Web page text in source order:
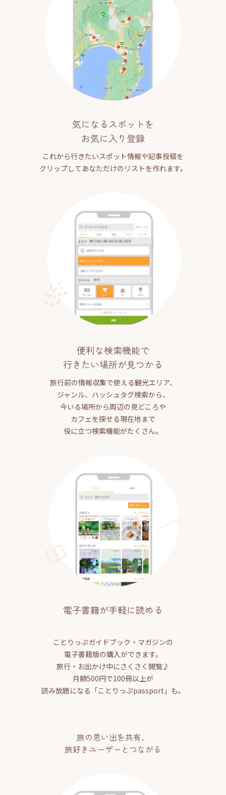
気になるスポットを
お気に入り登録
これから行きたいスポット情報や記事投稿を
クリップしてあなただけのリストを作れます。
便利な検索機能で
行きたい場所が見つかる
旅行前の情報収集で使える観光エリア、
ジャンル、ハッシュタグ検索から、
今いる場所から周辺の見どころや
カフェを探せる現在地まで
役に立つ検索機能がたくさん。
電子書籍が手軽に読める
ことりっぷガイドブック・マガジンの
電子書籍版の購入ができます。
旅行・お出かけ中にさくさく閲覧♪
月額500円で100冊以上が
読み放題になる「ことりっぷpassport」も。
旅の思い出を共有、
旅好きユーザーとつながる